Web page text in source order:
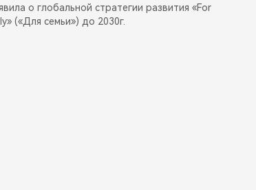
о глобальной стратегии развития «For
(«Для семьи») до 2030г.